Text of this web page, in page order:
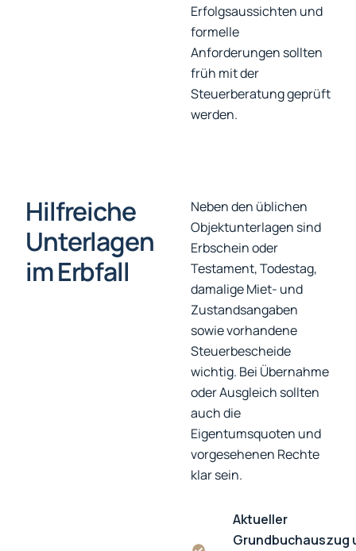
Erfolgsaussichten und
formelle
Anforderungen sollten
früh mit der
Steuerberatung geprüft
werden.
Hilfreiche
Unterlagen
im Erbfall
Neben den üblichen
Objektunterlagen sind
Erbschein oder
Testament, Todestag,
damalige Miet- und
Zustandsangaben
sowie vorhandene
Steuerbescheide
wichtig. Bei Übernahme
oder Ausgleich sollten
auch die
Eigentumsquoten und
vorgesehenen Rechte
klar sein.
Aktueller
Grundbuchauszug